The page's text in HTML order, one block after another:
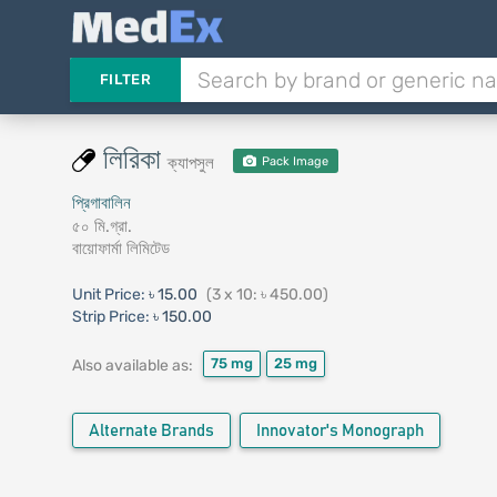
FILTER
লিরিকাক্যাপসুল Pack Image
প্রিগাবালিন
৫০ মি.গ্রা.
বায়োফার্মা লিমিটেড
Unit Price: ৳ 15.00 (3 x 10: ৳ 450.00)
Strip Price: ৳ 150.00
Also available as: 75 mg 25 mg
Alternate Brands Innovator's Monograph